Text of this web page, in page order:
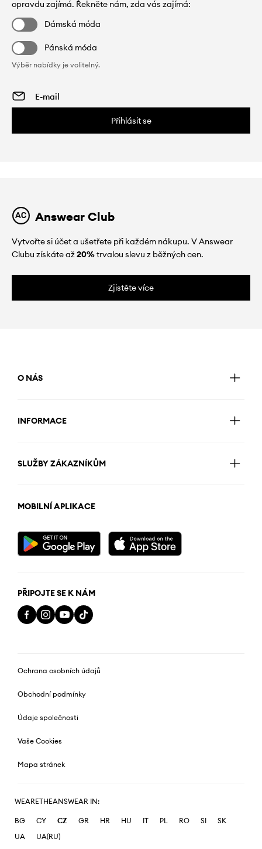
opravdu zajímá. Řekněte nám, zda vás zajímá:
Dámská móda
Pánská móda
Výběr nabídky je volitelný.
Přihlásit se
Answear Club
Vytvořte si účet a ušetřete při každém nákupu. V Answear
Clubu získáte až20%trvalou slevu z běžných cen.
Zjistěte více
O NÁS
INFORMACE
SLUŽBY ZÁKAZNÍKŮM
MOBILNÍ APLIKACE
PŘIPOJTE SE K NÁM
Ochrana osobních údajů
Obchodní podmínky
Údaje společnosti
Vaše Cookies
Mapa stránek
WEARETHEANSWEAR IN:
BG CY CZ GR HR HU IT PL RO SI
SK
UA
UA(RU)